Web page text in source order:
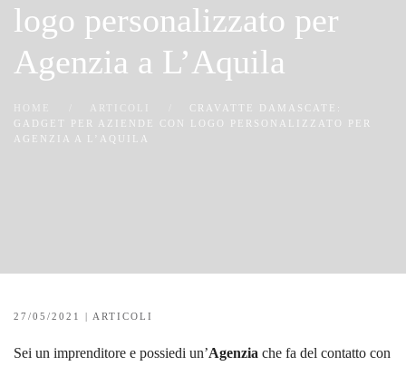
logo personalizzato per
Agenzia a L’Aquila
HOME ARTICOLI
CRAVATTE DAMASCATE:
GADGET PER AZIENDE CON LOGO PERSONALIZZATO PER
AGENZIA A L’AQUILA
27/05/2021 | ARTICOLI
Sei un imprenditore e possiedi un’Agenzia che fa del contatto con